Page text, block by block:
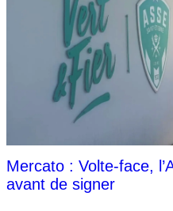
Mercato : Volte-face,
avant de signer